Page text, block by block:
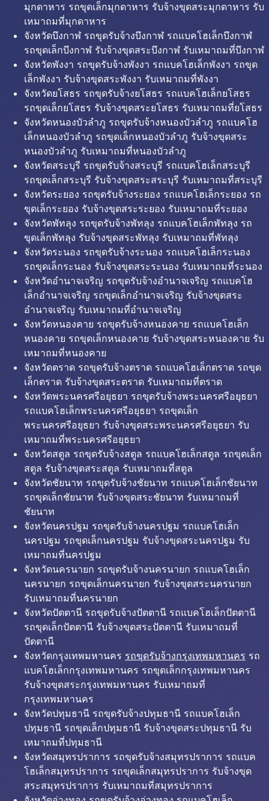
มุกดาหาร รถขุดเล็กมุกดาหาร รับจ้างขุดสระมุกดาหาร รับ
เหมาถมที่มุกดาหาร
จังหวัดบึงกาฬ รถขุดรับจ้างบึงกาฬ รถแบคโฮเล็กบึงกาฬ
รถขุดเล็กบึงกาฬ รับจ้างขุดสระบึงกาฬ รับเหมาถมที่บึงกาฬ
จังหวัดพังงา รถขุดรับจ้างพังงา รถแบคโฮเล็กพังงา รถขุด
เล็กพังงา รับจ้างขุดสระพังงา รับเหมาถมที่พังงา
จังหวัดยโสธร รถขุดรับจ้างยโสธร รถแบคโฮเล็กยโสธร
รถขุดเล็กยโสธร รับจ้างขุดสระยโสธร รับเหมาถมที่ยโสธร
จังหวัดหนองบัวลำภู รถขุดรับจ้างหนองบัวลำภู รถแบคโฮ
เล็กหนองบัวลำภู รถขุดเล็กหนองบัวลำภู รับจ้างขุดสระ
หนองบัวลำภู รับเหมาถมที่หนองบัวลำภู
จังหวัดสระบุรี รถขุดรับจ้างสระบุรี รถแบคโฮเล็กสระบุรี
รถขุดเล็กสระบุรี รับจ้างขุดสระสระบุรี รับเหมาถมที่สระบุรี
จังหวัดระยอง รถขุดรับจ้างระยอง รถแบคโฮเล็กระยอง รถ
ขุดเล็กระยอง รับจ้างขุดสระระยอง รับเหมาถมที่ระยอง
จังหวัดพัทลุง รถขุดรับจ้างพัทลุง รถแบคโฮเล็กพัทลุง รถ
ขุดเล็กพัทลุง รับจ้างขุดสระพัทลุง รับเหมาถมที่พัทลุง
จังหวัดระนอง รถขุดรับจ้างระนอง รถแบคโฮเล็กระนอง
รถขุดเล็กระนอง รับจ้างขุดสระระนอง รับเหมาถมที่ระนอง
จังหวัดอำนาจเจริญ รถขุดรับจ้างอำนาจเจริญ รถแบคโฮ
เล็กอำนาจเจริญ รถขุดเล็กอำนาจเจริญ รับจ้างขุดสระ
อำนาจเจริญ รับเหมาถมที่อำนาจเจริญ
จังหวัดหนองคาย รถขุดรับจ้างหนองคาย รถแบคโฮเล็ก
หนองคาย รถขุดเล็กหนองคาย รับจ้างขุดสระหนองคาย รับ
เหมาถมที่หนองคาย
จังหวัดตราด รถขุดรับจ้างตราด รถแบคโฮเล็กตราด รถขุด
เล็กตราด รับจ้างขุดสระตราด รับเหมาถมที่ตราด
จังหวัดพระนครศรีอยุธยา รถขุดรับจ้างพระนครศรีอยุธยา
รถแบคโฮเล็กพระนครศรีอยุธยา รถขุดเล็ก
พระนครศรีอยุธยา รับจ้างขุดสระพระนครศรีอยุธยา รับ
เหมาถมที่พระนครศรีอยุธยา
จังหวัดสตูล รถขุดรับจ้างสตูล รถแบคโฮเล็กสตูล รถขุดเล็ก
สตูล รับจ้างขุดสระสตูล รับเหมาถมที่สตูล
จังหวัดชัยนาท รถขุดรับจ้างชัยนาท รถแบคโฮเล็กชัยนาท
รถขุดเล็กชัยนาท รับจ้างขุดสระชัยนาท รับเหมาถมที่
ชัยนาท
จังหวัดนครปฐม รถขุดรับจ้างนครปฐม รถแบคโฮเล็ก
นครปฐม รถขุดเล็กนครปฐม รับจ้างขุดสระนครปฐม รับ
เหมาถมที่นครปฐม
จังหวัดนครนายก รถขุดรับจ้างนครนายก รถแบคโฮเล็ก
นครนายก รถขุดเล็กนครนายก รับจ้างขุดสระนครนายก
รับเหมาถมที่นครนายก
จังหวัดปัตตานี รถขุดรับจ้างปัตตานี รถแบคโฮเล็กปัตตานี
รถขุดเล็กปัตตานี รับจ้างขุดสระปัตตานี รับเหมาถมที่
ปัตตานี
จังหวัดกรุงเทพมหานคร รถขุดรับจ้างกรุงเทพมหานคร รถ
แบคโฮเล็กกรุงเทพมหานคร รถขุดเล็กกรุงเทพมหานคร
รับจ้างขุดสระกรุงเทพมหานคร รับเหมาถมที่
กรุงเทพมหานคร
จังหวัดปทุมธานี รถขุดรับจ้างปทุมธานี รถแบคโฮเล็ก
ปทุมธานี รถขุดเล็กปทุมธานี รับจ้างขุดสระปทุมธานี รับ
เหมาถมที่ปทุมธานี
จังหวัดสมุทรปราการ รถขุดรับจ้างสมุทรปราการ รถแบค
โฮเล็กสมุทรปราการ รถขุดเล็กสมุทรปราการ รับจ้างขุด
สระสมุทรปราการ รับเหมาถมที่สมุทรปราการ